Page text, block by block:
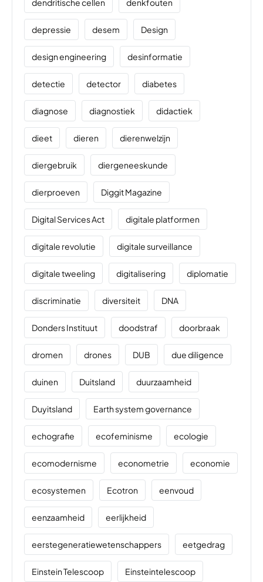
depressie desem Design
design engineering desinformatie
detectie detector diabetes
diagnose diagnostiek didactiek
dieet dieren dierenwelzijn
diergebruik diergeneeskunde
dierproeven Diggit Magazine
Digital Services Act digitale platformen
digitale revolutie digitale surveillance
digitale tweeling digitalisering diplomatie
discriminatie diversiteit DNA
Donders Instituut doodstraf doorbraak
dromen drones DUB due diligence
duinen Duitsland duurzaamheid
Duyitsland Earth system governance
echografie ecofeminisme ecologie
ecomodernisme econometrie economie
ecosystemen Ecotron eenvoud
eenzaamheid eerlijkheid
eerstegeneratiewetenschappers eetgedrag
Einstein Telescoop Einsteintelescoop